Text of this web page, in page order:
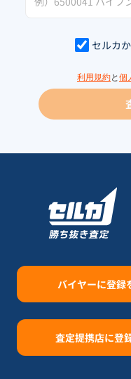
セルカ
利用規約と 個
バイヤーに登録
査定提携店に登